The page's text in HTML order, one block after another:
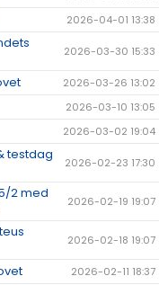
2026-04-01 13:38
2026-03-30 15:33
2026-03-26 13:02
2026-03-10 13:05
2026-03-02 19:04
testdag
2026-02-23 17:30
2 med
2026-02-19 19:07
2026-02-18 19:07
2026-02-11 18:37